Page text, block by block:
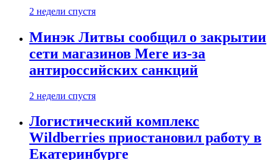
2 недели спустя
Минэк Литвы сообщил о закрытии
сети магазинов Mere из-за
антироссийских санкций
2 недели спустя
Логистический комплекс
Wildberries приостановил работу в
Екатеринбурге